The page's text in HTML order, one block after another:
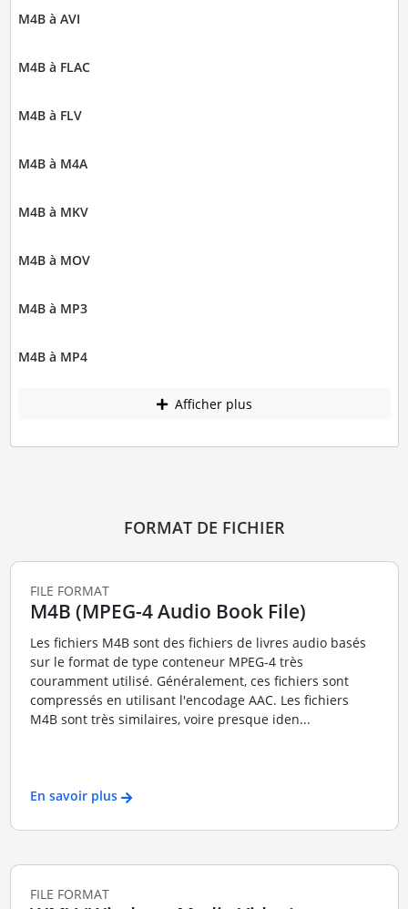
M4B à AVI
M4B à FLAC
M4B à FLV
M4B à M4A
M4B à MKV
M4B à MOV
M4B à MP3
M4B à MP4
Afficher plus
FORMAT DE FICHIER
FILE FORMAT
M4B (MPEG-4 Audio Book File)
Les fichiers M4B sont des fichiers de livres audio basés
sur le format de type conteneur MPEG-4 très
couramment utilisé. Généralement, ces fichiers sont
compressés en utilisant l'encodage AAC. Les fichiers
M4B sont très similaires, voire presque iden...
En savoir plus
FILE FORMAT